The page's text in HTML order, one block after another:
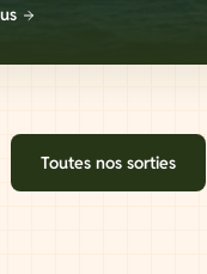
Toutes nos sorties